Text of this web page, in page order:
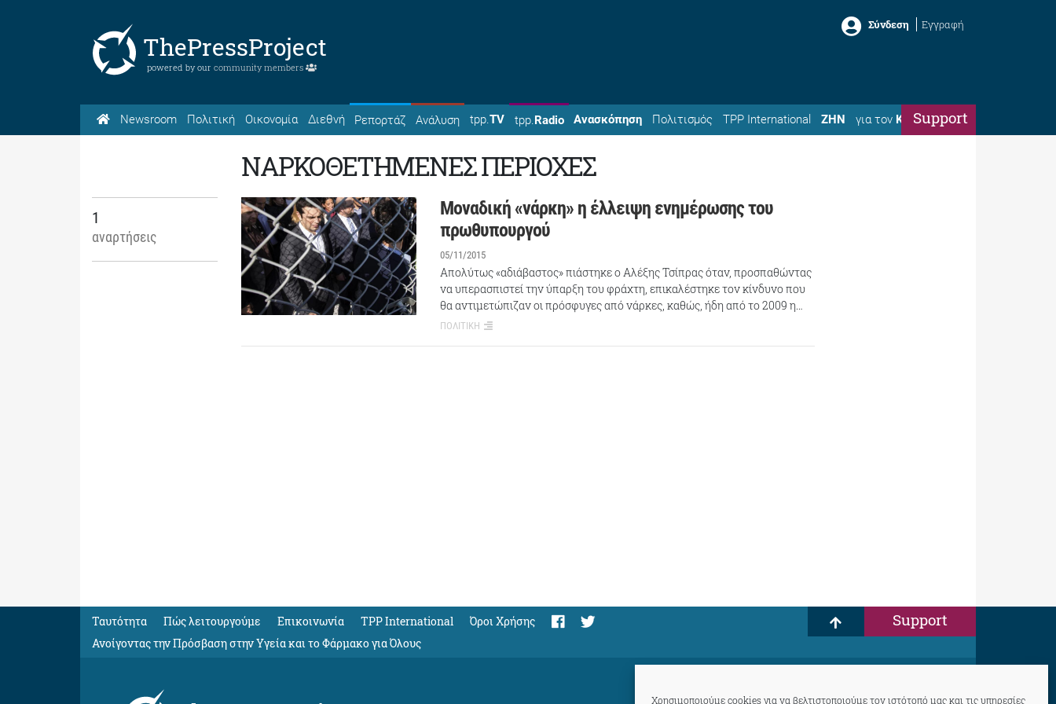
Χρησιμοποιούμε cookies για να βελτιστοποιούμε τον ιστότοπό μας και τις υπηρεσίες
ThePressProject
powered by our community members
Σύνδεση Εγγραφή
Newsroom Πολιτική Οικονομία Διεθνή Ρεπορτάζ Ανάλυση tpp.TV tpp.Radio Ανασκόπηση Πολιτισμός TPP International ΖΗΝ για τον ΚώσταSupport
ΝΑΡΚΟΘΕΤΗΜΕΝΕΣ ΠΕΡΙΟΧΕΣ
1
αναρτήσεις
Μοναδική «νάρκη» η έλλειψη ενημέρωσης του
πρωθυπουργού
05/11/2015
Απολύτως «αδιάβαστος» πιάστηκε ο Αλέξης Τσίπρας όταν, προσπαθώντας
να υπερασπιστεί την ύπαρξη του φράχτη, επικαλέστηκε τον κίνδυνο που
θα αντιμετώπιζαν οι πρόσφυγες από νάρκες, καθώς, ήδη από το 2009 η…
ΠΟΛΙΤΙΚΗ
Ταυτότητα Πώς λειτουργούμε Eπικοινωνία TPP International
Όροι Χρήσης
Ανοίγοντας την Πρόσβαση στην Υγεία και το Φάρμακο για Όλους
Support